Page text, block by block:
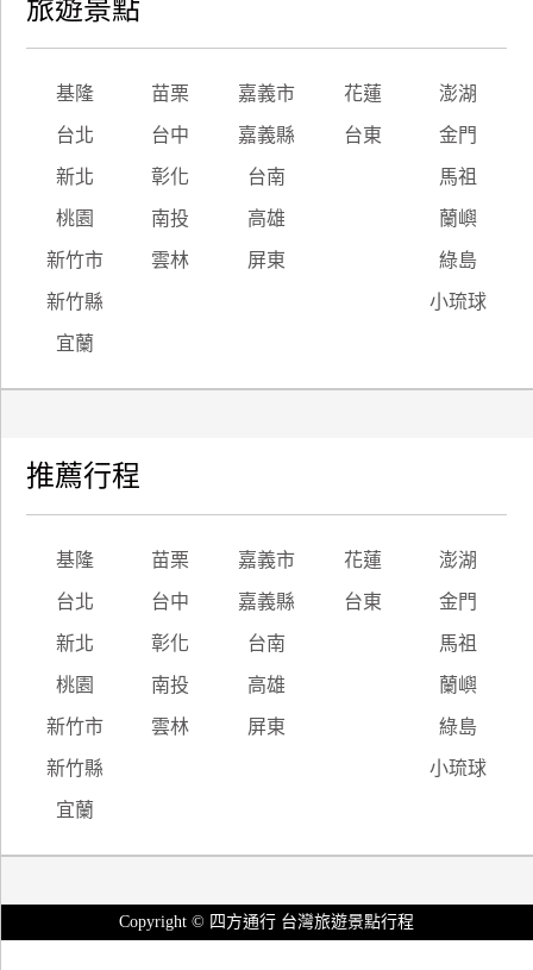
旅遊景點
基隆 苗栗 嘉義市 花蓮 澎湖
台北 台中 嘉義縣 台東 金門
新北 彰化 台南 馬祖
桃園 南投 高雄 蘭嶼
新竹市 雲林 屏東 綠島
新竹縣 小琉球
宜蘭
推薦行程
基隆 苗栗 嘉義市 花蓮 澎湖
台北 台中 嘉義縣 台東 金門
新北 彰化 台南 馬祖
桃園 南投 高雄 蘭嶼
新竹市 雲林 屏東 綠島
新竹縣 小琉球
宜蘭
Copyright © 四方通行 台灣旅遊景點行程